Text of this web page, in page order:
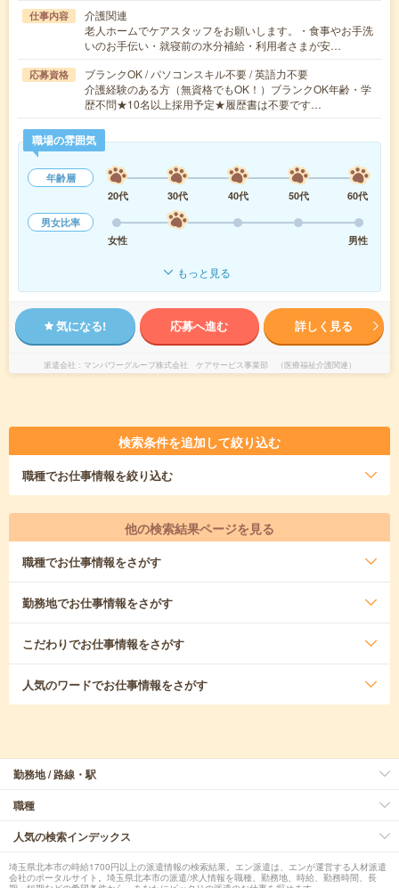
仕事内容
介護関連
老人ホームでケアスタッフをお願いします。・食事やお手洗
いのお手伝い・就寝前の水分補給・利用者さまが安…
応募資格
ブランクOK / パソコンスキル不要 / 英語力不要
介護経験のある方（無資格でもOK！）ブランクOK年齢・学
歴不問★10名以上採用予定★履歴書は不要です…
職場の雰囲気
年齢層
20代
30代 40代 50代
60代
男女比率
女性
男性
もっと見る
気になる! 応募へ進む 詳しく見る
派遣会社 マンパワーグループ株式会社 ケアサービス事業部 （医療福祉介護関連）
検索条件を追加して絞り込む
職種でお仕事情報を絞り込む
他の検索結果ページを見る
職種でお仕事情報をさがす
勤務地でお仕事情報をさがす
こだわりでお仕事情報をさがす
人気のワードでお仕事情報をさがす
勤務地 / 路線・駅
職種
人気の検索インデックス
埼玉県北本市の時給1700円以上の派遣情報の検索結果。エン派遣は、エンが運営する人材派遣
会社のポータルサイト。埼玉県北本市の派遣/求人情報を職種、勤務地、時給、勤務時間、長